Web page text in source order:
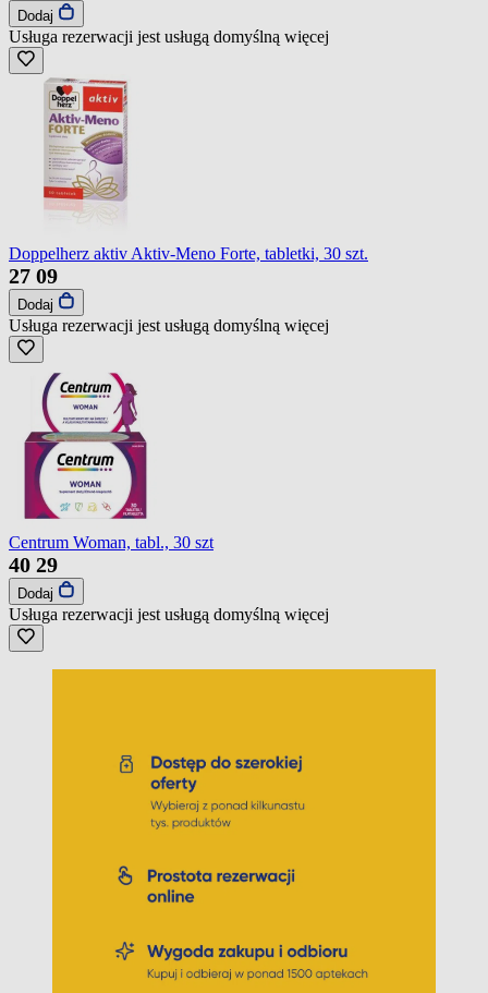
Dodaj
Usługa rezerwacji jest usługą domyślną więcej
Doppelherz aktiv Aktiv-Meno Forte, tabletki, 30 szt.
27 09
Dodaj
Usługa rezerwacji jest usługą domyślną więcej
Centrum Woman, tabl., 30 szt
40 29
Dodaj
Usługa rezerwacji jest usługą domyślną więcej